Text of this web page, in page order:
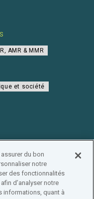
AMR & MMR
et société
du bon
notre
des fonctionnalités
d’analyser notre
informations, quant à